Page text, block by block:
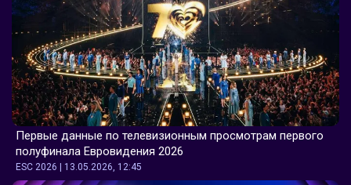
Первые данные по телевизионным просмотрам первого
полуфинала Евровидения 2026
ESC 2026 | 13.05.2026, 12:45